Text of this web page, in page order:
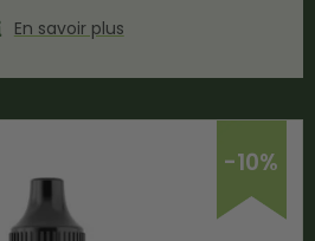
En savoir plus
-10%